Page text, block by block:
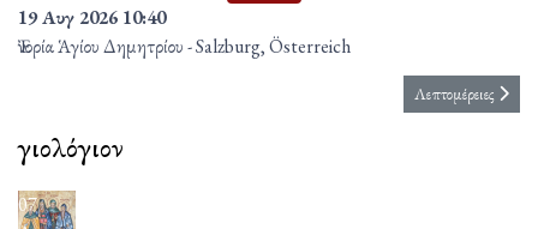
19 Αυγ 2026 10:40
Ἐνορία Ἁγίου Δημητρίου-Salzburg, Österreich
Λεπτομέρειες
Ἁγιολόγιον
07